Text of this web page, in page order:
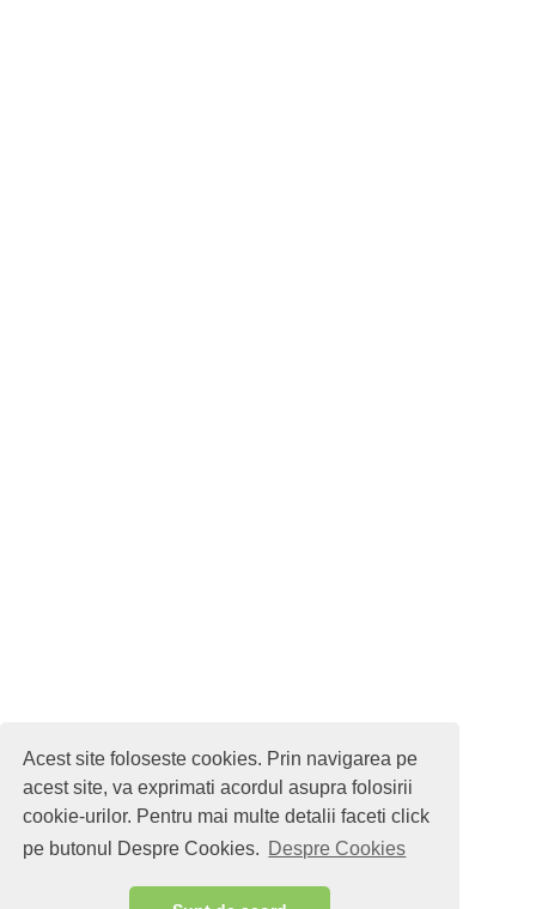
Acest site foloseste cookies. Prin navigarea pe
acest site, va exprimati acordul asupra folosirii
cookie-urilor. Pentru mai multe detalii faceti click
pe butonul Despre Cookies. Despre Cookies